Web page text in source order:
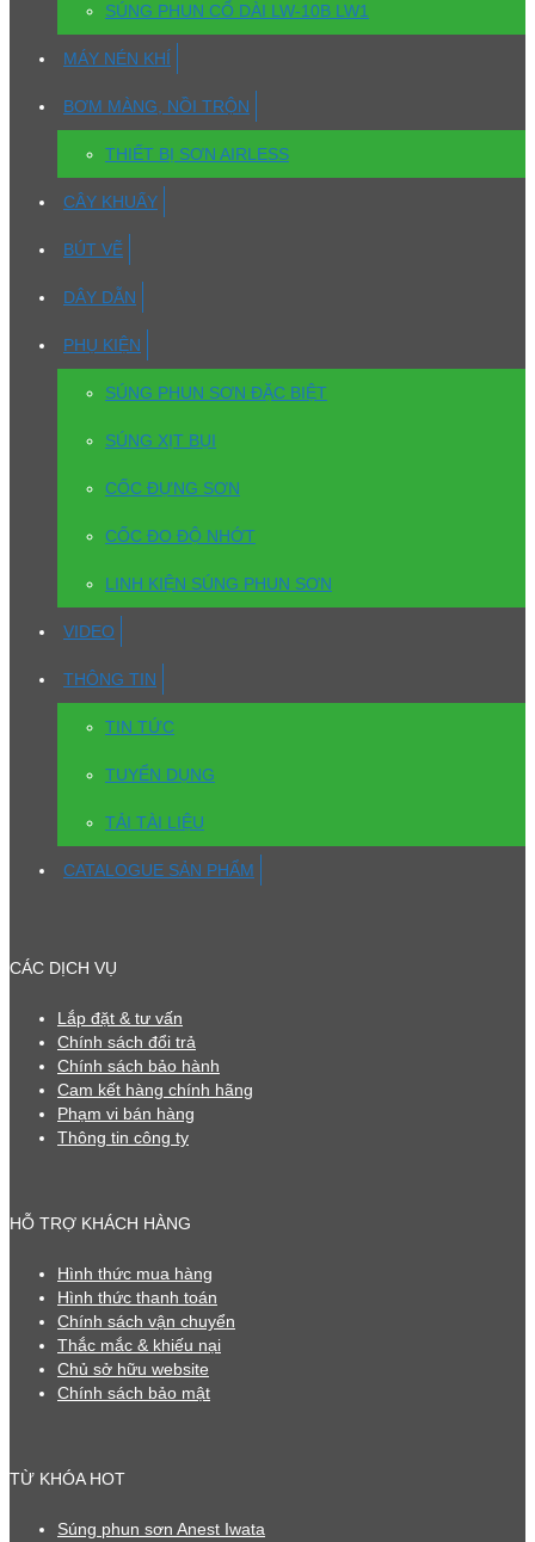
SÚNG PHUN CỔ DÀI LW-10B LW1
MÁY NÉN KHÍ
BƠM MÀNG, NỒI TRỘN
THIẾT BỊ SƠN AIRLESS
CÂY KHUẤY
BÚT VẼ
DÂY DẪN
PHỤ KIỆN
SÚNG PHUN SƠN ĐẶC BIỆT
SÚNG XỊT BỤI
CỐC ĐỰNG SƠN
CỐC ĐO ĐỘ NHỚT
LINH KIỆN SÚNG PHUN SƠN
VIDEO
THÔNG TIN
TIN TỨC
TUYỂN DỤNG
TẢI TÀI LIỆU
CATALOGUE SẢN PHẨM
CÁC DỊCH VỤ
Lắp đặt & tư vấn
Chính sách đổi trả
Chính sách bảo hành
Cam kết hàng chính hãng
Phạm vi bán hàng
Thông tin công ty
HỖ TRỢ KHÁCH HÀNG
Hình thức mua hàng
Hình thức thanh toán
Chính sách vận chuyển
Thắc mắc & khiếu nại
Chủ sở hữu website
Chính sách bảo mật
TỪ KHÓA HOT
Súng phun sơn Anest Iwata